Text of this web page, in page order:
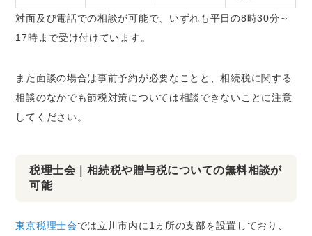
対面及び電話での相談が可能で、いずれも平日の8時30分～
17時まで受け付けています。
また面談の場合は事前予約が必要なことと、相続税に関する
相談のなかでも節税対策については相談できないことに注意
してください。
税理士会｜相続税や贈与税についての無料相談が
可能
東京税理士会では立川市内に1ヵ所の支部を設置しており、